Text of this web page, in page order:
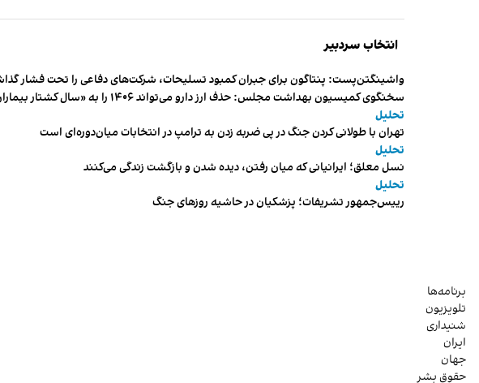
انتخاب سردبیر
واشینگتن‌پست: پنتاگون برای جبران کمبود تسلیحات، شرکت‌های دفاعی را تحت فشار
سخنگوی کمیسیون بهداشت مجلس: حذف ارز دارو می‌تواند ۱۴۰۶ را به «سال کشتار بیماران» تبدیل کند
تحلیل
تهران با طولانی کردن جنگ در پی ضربه زدن به ترامپ در انتخابات میان‌دوره‌ای است
تحلیل
نسل معلق؛ ایرانیانی که میان رفتن، دیده شدن و بازگشت زندگی می‌کنند
تحلیل
رییس‌جمهور تشریفات؛ پزشکیان در حاشیه روزهای جنگ
برنامه‌ها
تلویزیون
شنیداری
ایران
جهان
حقوق بشر